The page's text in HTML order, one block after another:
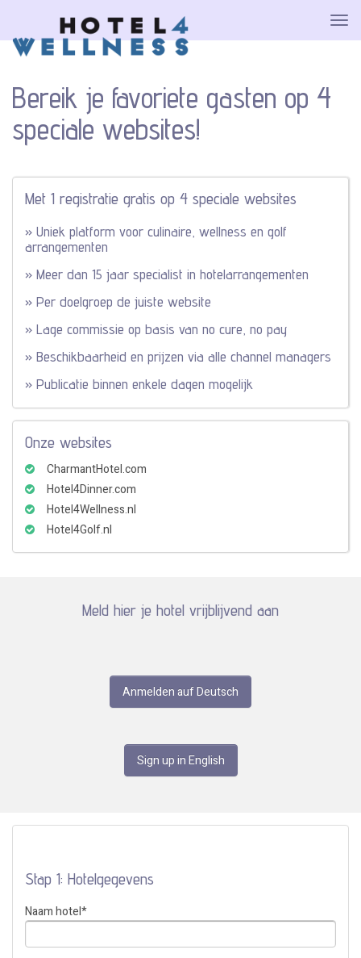
Bereik je favoriete gasten op 4
speciale websites!
Met 1 registratie gratis op 4 speciale websites
» Uniek platform voor culinaire, wellness en golf
arrangementen
» Meer dan 15 jaar specialist in hotelarrangementen
» Per doelgroep de juiste website
» Lage commissie op basis van no cure, no pay
» Beschikbaarheid en prijzen via alle channel managers
» Publicatie binnen enkele dagen mogelijk
Onze websites
CharmantHotel.com
Hotel4Dinner.com
Hotel4Wellness.nl
Hotel4Golf.nl
Meld hier je hotel vrijblijvend aan
Anmelden auf Deutsch
Sign up in English
Stap 1: Hotelgegevens
Naam hotel*